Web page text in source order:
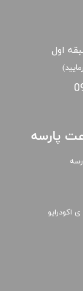
اول
پارسه
اکودرایو